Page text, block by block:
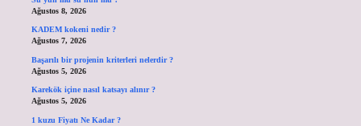
Ağustos 8, 2026
KADEM kokeni nedir ?
Ağustos 7, 2026
Başarılı bir projenin kriterleri nelerdir ?
Ağustos 5, 2026
Karekök içine nasıl katsayı alınır ?
Ağustos 5, 2026
1 kuzu Fiyatı Ne Kadar ?